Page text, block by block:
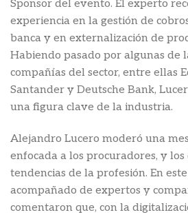
Sponsor del evento. El experto
experiencia en la gestión de
banca y en externalización de
Habiendo pasado por algunas de
compañías del sector, entre ellas
Santander y Deutsche Bank,
una figura clave de la industria.
Alejandro Lucero moderó una
enfocada a los procuradores, y
tendencias de la profesión. En
acompañado de expertos y
comentaron que, con la